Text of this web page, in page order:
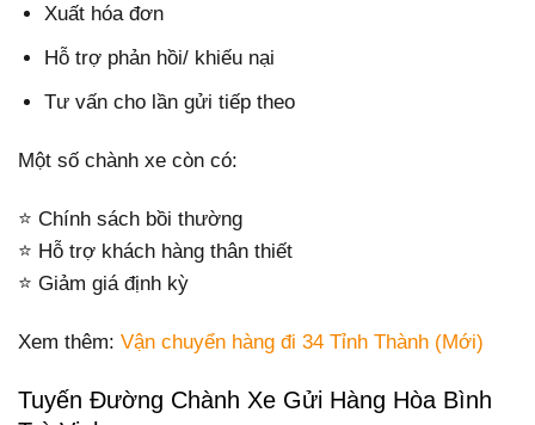
Xuất hóa đơn
Hỗ trợ phản hồi/ khiếu nại
Tư vấn cho lần gửi tiếp theo
Một số chành xe còn có:
⭐ Chính sách bồi thường
⭐ Hỗ trợ khách hàng thân thiết
⭐ Giảm giá định kỳ
Xem thêm: Vận chuyển hàng đi 34 Tỉnh Thành (Mới)
Tuyến Đường Chành Xe Gửi Hàng Hòa Bình